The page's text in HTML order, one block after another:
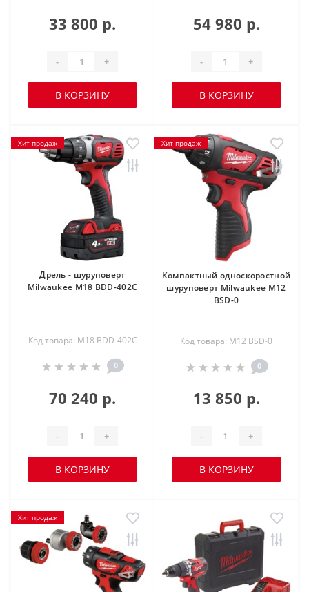
33 800 р.
- +
В КОРЗИНУ
54 980 р.
- +
В КОРЗИНУ
Хит продаж
Дрель - шуруповерт
Milwaukee M18 BDD-402C
Код товара: M18 BDD-402C
0
70 240 р.
- +
В КОРЗИНУ
Хит продаж
Компактный односкоростной
шуруповерт Milwaukee М12
BSD-0
Код товара: M12 BSD-0
0
13 850 р.
- +
В КОРЗИНУ
Хит продаж